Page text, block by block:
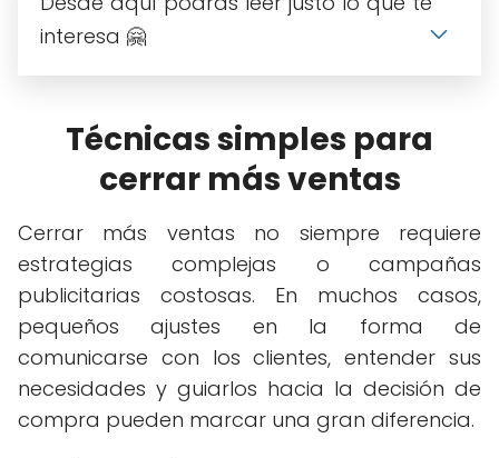
interesa 🤗
Técnicas simples para
cerrar más ventas
Cerrar más ventas no siempre requiere
estrategias complejas o campañas
publicitarias costosas. En muchos casos,
pequeños ajustes en la forma de
comunicarse con los clientes, entender sus
necesidades y guiarlos hacia la decisión de
compra pueden marcar una gran diferencia.